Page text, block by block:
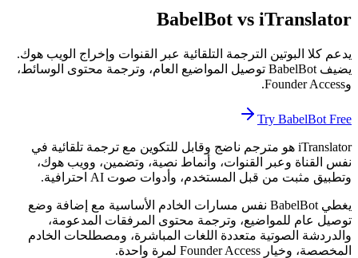
BabelBot vs iTranslator
يدعم كلا البوتين الترجمة التلقائية عبر القنوات وإخراج الويب هوك.
يضيف BabelBot توصيل المواضيع العام، وترجمة محتوى الوسائط،
وFounder Access.
Try BabelBot Free
iTranslator هو مترجم ناضج وقابل للتكوين مع ترجمة تلقائية في
نفس القناة وعبر القنوات، وأنماط نصية، وتضمين، وويب هوك،
وتطبيق مثبت من قبل المستخدم، وأدوات صوت AI احترافية.
يغطي BabelBot نفس مسارات الخادم الأساسية مع إضافة وضع
توصيل عام للمواضيع، وترجمة محتوى المرفقات المدعومة،
والدردشة الصوتية متعددة اللغات المباشرة، ومصطلحات الخادم
المخصصة، وخيار Founder Access لمرة واحدة.